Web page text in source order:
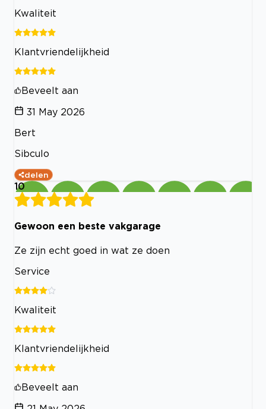
Kwaliteit
Klantvriendelijkheid
Beveelt aan
31 May 2026
Bert
Sibculo
delen
10
Gewoon een beste vakgarage
Ze zijn echt goed in wat ze doen
Service
Kwaliteit
Klantvriendelijkheid
Beveelt aan